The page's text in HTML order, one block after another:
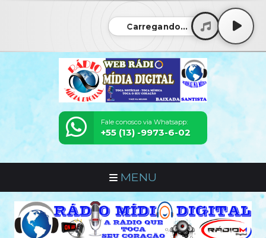
Carregando...
Fale conosco via Whatsapp:
+55 (13) -9973-6-02
MENU